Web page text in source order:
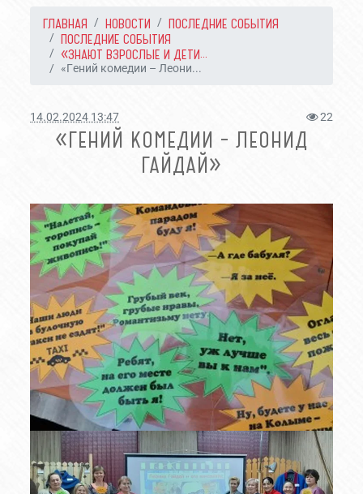
ГЛАВНАЯ НОВОСТИ
ПОСЛЕДНИЕ СОБЫТИЯ
ПОСЛЕДНИЕ СОБЫТИЯ
«ЗНАЮТ ВЗРОСЛЫЕ И ДЕТИ...
«Гений комедии – Леони...
14.02.2024 13:47 22
«ГЕНИЙ КОМЕДИИ – ЛЕОНИД
ГАЙДАЙ»